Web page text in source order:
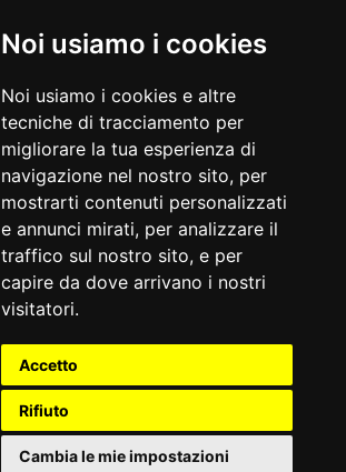
Noi usiamo i cookies
Noi usiamo i cookies e altre
tecniche di tracciamento per
migliorare la tua esperienza di
navigazione nel nostro sito, per
mostrarti contenuti personalizzati
e annunci mirati, per analizzare il
traffico sul nostro sito, e per
capire da dove arrivano i nostri
visitatori.
Accetto
Rifiuto
Cambia le mie impostazioni